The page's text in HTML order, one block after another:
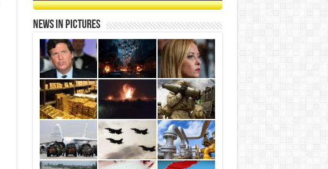
News in Pictures